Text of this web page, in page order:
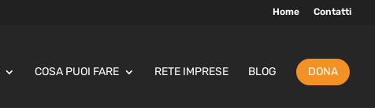
Home Contatti
COSA PUOI FARE RETE IMPRESE BLOG DONA